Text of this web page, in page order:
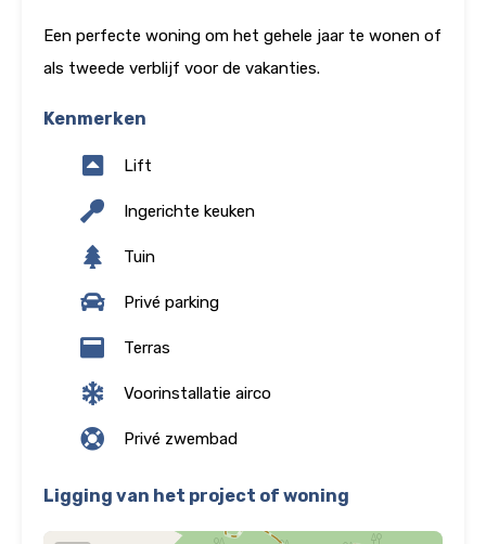
Een perfecte woning om het gehele jaar te wonen of
als tweede verblijf voor de vakanties.
Kenmerken
Lift
Ingerichte keuken
Tuin
Privé parking
Terras
Voorinstallatie airco
Privé zwembad
Ligging van het project of woning